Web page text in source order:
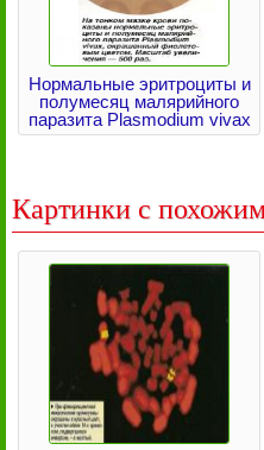
Нормальные эритроциты и
полумесяц малярийного
паразита Plasmodium vivax
Картинки с